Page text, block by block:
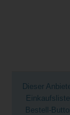
Dieser
Bestell-